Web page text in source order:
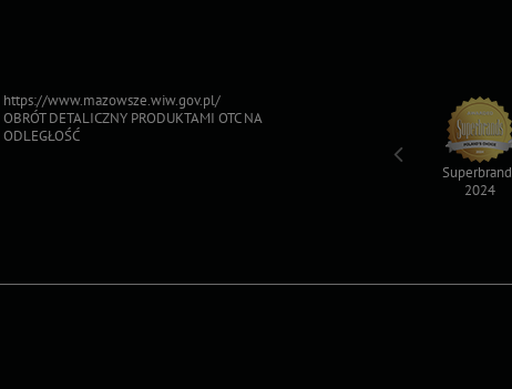
https://www.mazowsze.wiw.gov.pl/
OBRÓT DETALICZNY PRODUKTAMI OTC NA
ODLEGŁOŚĆ
2024